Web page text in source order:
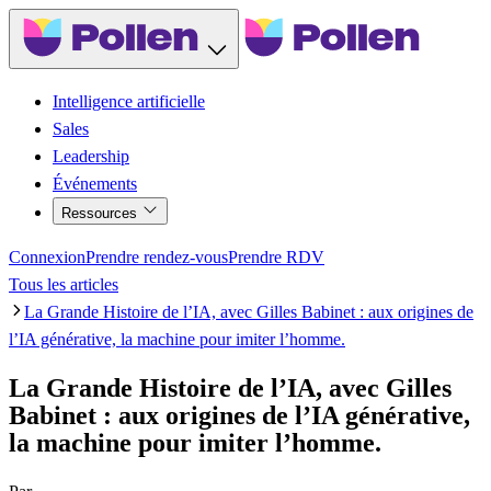
Intelligence artificielle
Sales
Leadership
Événements
Ressources
ConnexionPrendre rendez-vousPrendre RDV
Tous les articles
La Grande Histoire de l’IA, avec Gilles Babinet : aux origines de
l’IA générative, la machine pour imiter l’homme.
La Grande Histoire de l’IA, avec Gilles
Babinet : aux origines de l’IA générative,
la machine pour imiter l’homme.